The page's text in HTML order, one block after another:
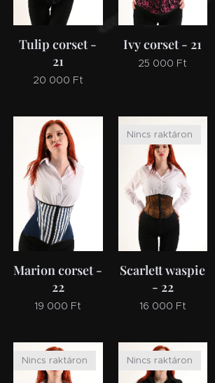
Tulip corset -
21
20 000 Ft
Ivy corset - 21
25 000 Ft
Marion corset -
22
19 000 Ft
Scarlett waspie
- 22
Nincs raktáron
16 000 Ft
Nincs raktáron Nincs raktáron